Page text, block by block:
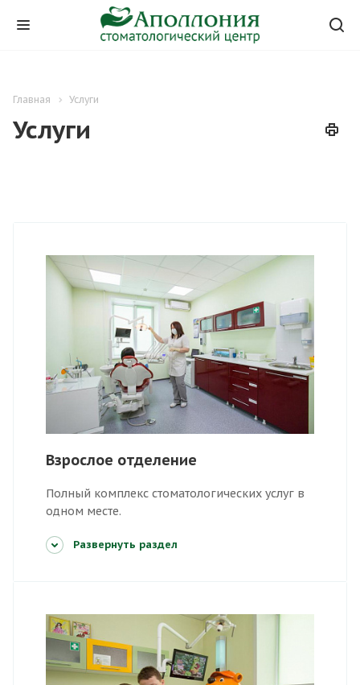
Главная Услуги
Услуги
Взрослое отделение
Полный комплекс стоматологических услуг в
одном месте.
Развернуть раздел